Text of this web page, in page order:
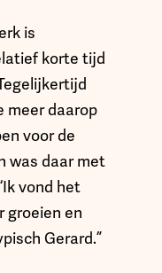
is
korte tijd
meer daarop
voor de
was daar met
vond het
groeien en
Gerard.”